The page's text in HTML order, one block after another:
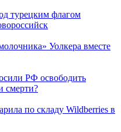
турецким флагом
Уолкера вместе
РФ освободить
смерти?
по складу Wildberries в